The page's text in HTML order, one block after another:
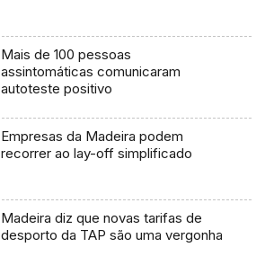
Mais de 100 pessoas
assintomáticas comunicaram
autoteste positivo
Empresas da Madeira podem
recorrer ao lay-off simplificado
Madeira diz que novas tarifas de
desporto da TAP são uma vergonha